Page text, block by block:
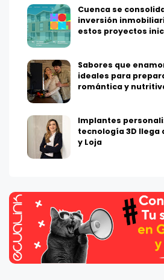
Cuenca se
inversión
estos proyectos
Sabores que
ideales para
romántica y
Implantes
tecnología 3D llega
y Loja